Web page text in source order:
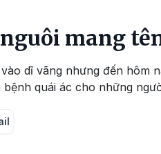
mang
dĩ vãng nhưng đến hôm
quái ác cho những